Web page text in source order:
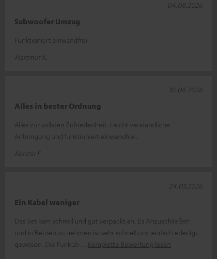
Subwoofer Umzug
Funktioniert einwandfrei
Hartmut K.
04.08.2026
Alles in bester Ordnung
Alles zur vollsten Zufriedenheit. Leicht verständliche
Anbringung und funktioniert einwandfrei.
Kerstin F.
30.06.2026
Ein Kabel weniger
Das Set kam schnell und gut verpackt an. Es Anzuschließen
und in Betrieb zu nehmen ist sehr schnell und einfach erledigt
gewesen. Die Funküb
Komplette Bewertung lesen
24.03.2026